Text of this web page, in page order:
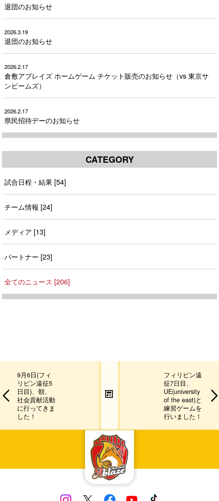
退団のお知らせ
2026.3.19
退団のお知らせ
2026.2.17
倉敷アブレイズ ホームゲーム チケット販売のお知らせ（vs 東京サ
ンビームズ）
2026.2.17
県民招待デーのお知らせ
CATEGORY
試合日程・結果 [54]
チーム情報 [24]
メディア [13]
パートナー [23]
全てのニュース [206]
9月6日(フィ
リピン遠征5
日目)、朝、
社会貢献活動
に行ってきま
した！
フィリピン遠
征7日目、
UE(university
of the east)と
練習ゲームを
行いました！